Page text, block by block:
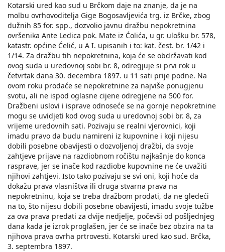
Kotarski ured kao sud u Brčkom daje na znanje, da je na
molbu ovrhovoditelja Gige Bogosavljevića trg. iz Brčke, zbog
dužnih 85 for. spp., dozvolio javnu dražbu nepokretnina
ovršenika Ante Ledica pok. Mate iz Ćolića, u gr. ulošku br. 578,
katastr. općine Ćelić, u A I. upisanih i to: kat. čest. br. 1/42 i
1/14. Za dražbu tih nepokretnina, koja će se obdržavati kod
ovog suda u uredovnoj sobi br. 8, odregjuje si prvi rok u
četvrtak dana 30. decembra 1897. u 11 sati prije podne. Na
ovom roku prodaće se nepokretnine za najviše ponugjenu
svotu, ali ne ispod oglasne cijene odregjene na 500 for.
Dražbeni uslovi i isprave odnoseće se na gornje nepokretnine
mogu se uvidjeti kod ovog suda u uredovnoj sobi br. 8, za
vrijeme uredovnih sati. Pozivaju se realni vjerovnici, koji
imadu pravo da budu namireni iz kupovnine i koji nijesu
dobili posebne obavijesti o dozvoljenoj dražbi, da svoje
zahtjeve prijave na razdiobnom ročištu najkašnje do konca
rasprave, jer se inače kod razdiobe kupovnine ne će uvažiti
njihovi zahtjevi. Isto tako pozivaju se svi oni, koji hoće da
dokažu prava vlasništva ili druga stvarna prava na
nepokretninu, koja se treba dražbom prodati, da ne gledeći
na to, što nijesu dobili posebne obavijesti, imadu svoje tužbe
za ova prava predati za dvije nedjelje, počevši od pošljednjeg
dana kada je izrok proglašen, jer će se inače bez obzira na ta
njihova prava ovrha prtrovesti. Kotarski ured kao sud. Brčka,
3. septembra 1897.